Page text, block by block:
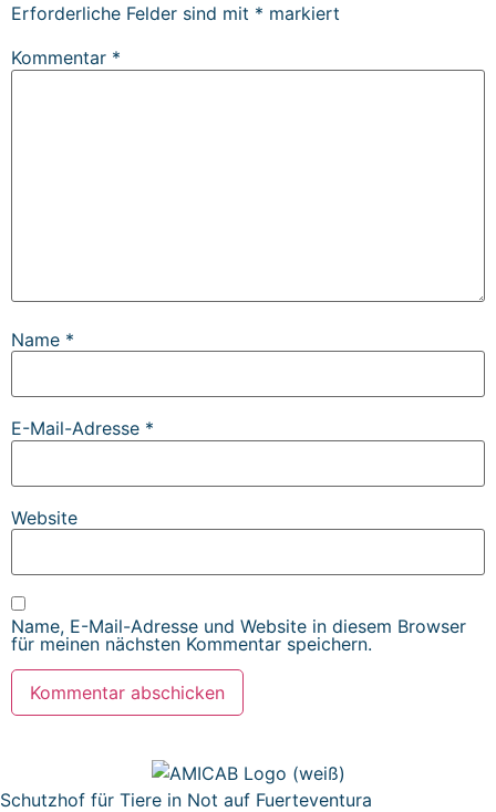
Erforderliche Felder sind mit * markiert
Kommentar *
Name *
E-Mail-Adresse *
Website
Name, E-Mail-Adresse und Website in diesem Browser
für meinen nächsten Kommentar speichern.
Schutzhof für Tiere in Not auf Fuerteventura